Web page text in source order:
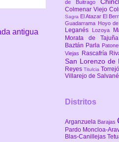
antigua
de Buitrago
Colmenar Viejo
Sagra El Atazar El
Guadarrama Hoyo
Leganés
Lozoya
Morata de
Baztán Parla
Viejas
Rascafría
San Lorenzo de
Reyes Titulcia
Villarejo de
Distritos
Arganzuela Barajas
Pardo Moncloa-
Blas-Canillejas